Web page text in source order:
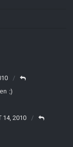
;)
14, 2010